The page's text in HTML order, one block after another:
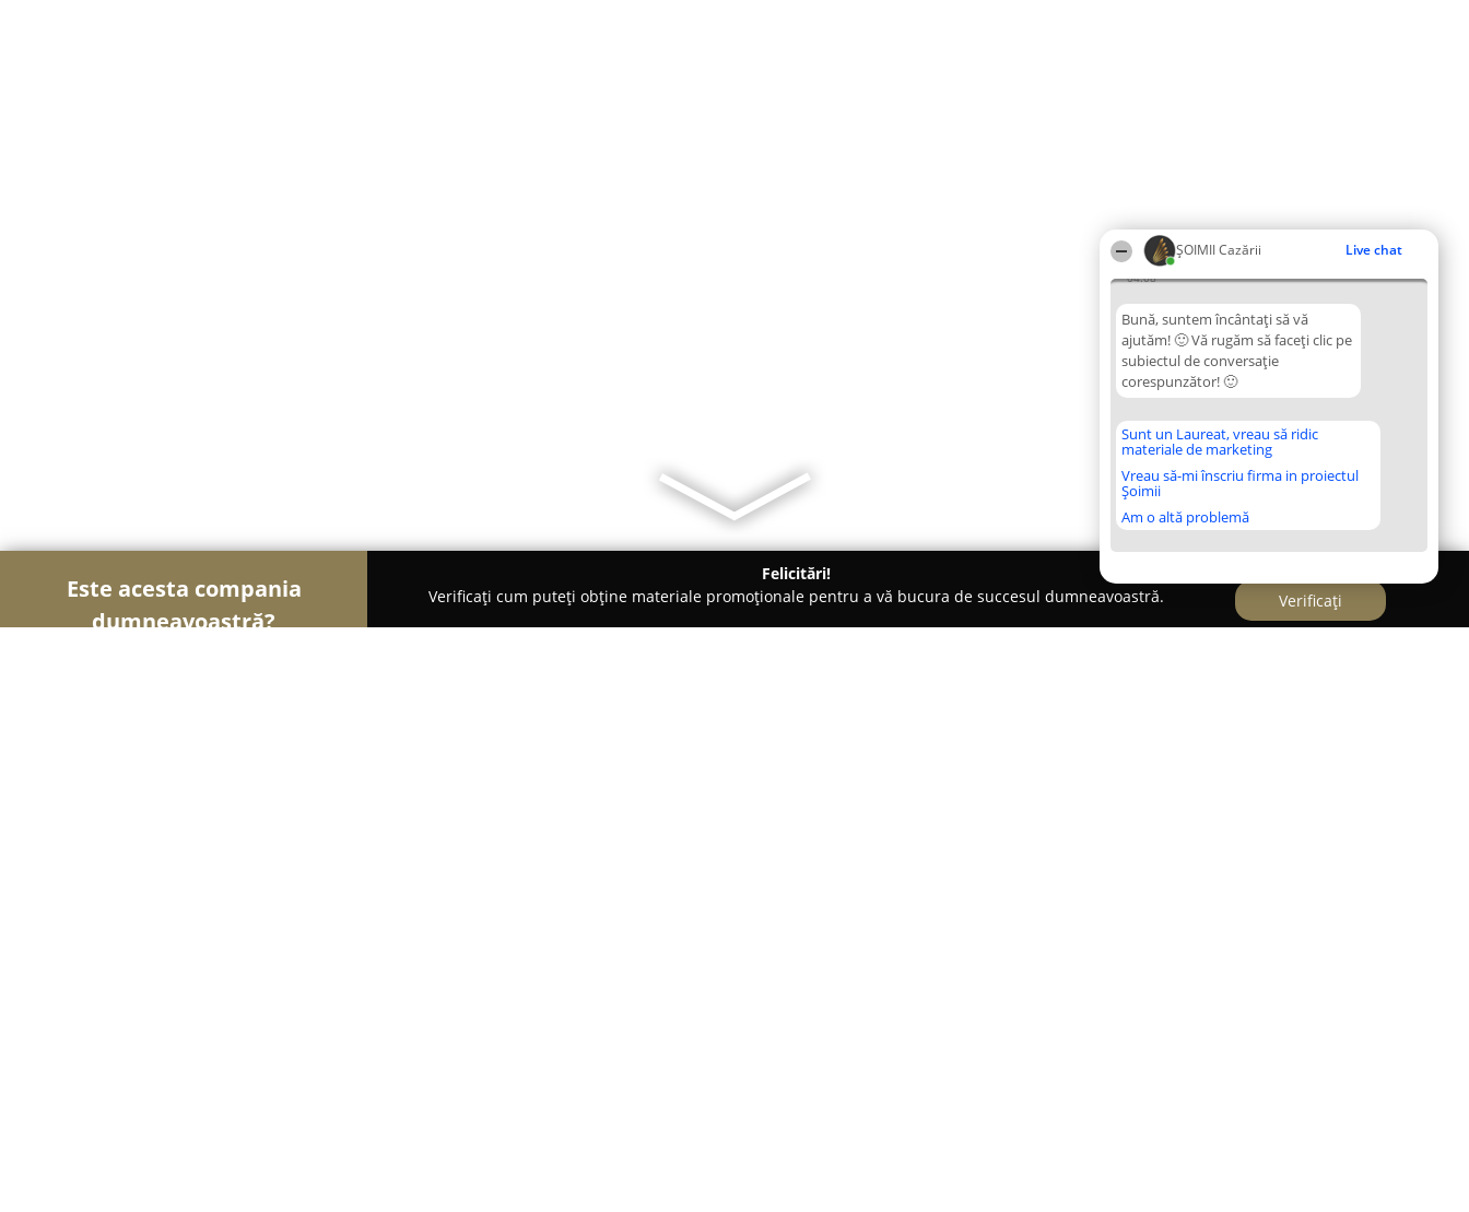
ȘOIMII Cazării Live chat
04:08
Bună, suntem încântați să vă
ajutăm! 🙂 Vă rugăm să faceți clic pe
subiectul de conversație
corespunzător! 🙂
Sunt un Laureat, vreau să ridic
materiale de marketing
Vreau să-mi înscriu firma in proiectul
Șoimii
Am o altă problemă
Este acesta compania
dumneavoastră?
Felicitări!
Verificați cum puteți obține materiale promoționale pentru a vă bucura de succesul dumneavoastră.
Verificați